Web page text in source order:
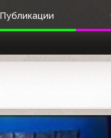
Публикации